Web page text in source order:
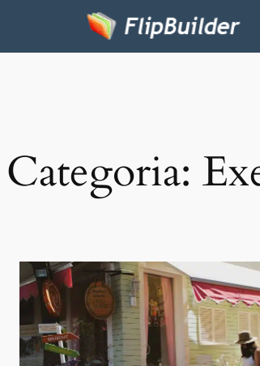
Categoria: